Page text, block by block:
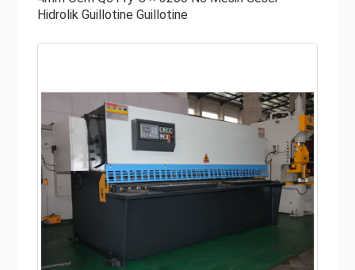
Hidrolik Guillotine Guillotine